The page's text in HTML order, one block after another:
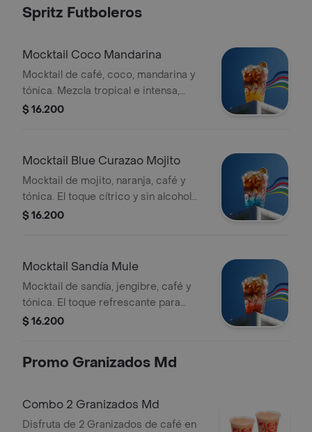
Spritz Futboleros
Mocktail Coco Mandarina
Mocktail de café, coco, mandarina y
tónica. Mezcla tropical e intensa,
perfecta para disfrutar el fútbol con
$ 16.200
Mocktail Blue Curazao Mojito
Mocktail de mojito, naranja, café y
tónica. El toque cítrico y sin alcohol
para vivir el fútbol con calma y
$ 16.200
Mocktail Sandía Mule
Mocktail de sandía, jengibre, café y
tónica. El toque refrescante para
calmar la tensión del partido y gritar
$ 16.200
Promo Granizados Md
Combo 2 Granizados Md
Disfruta de 2 Granizados de café en